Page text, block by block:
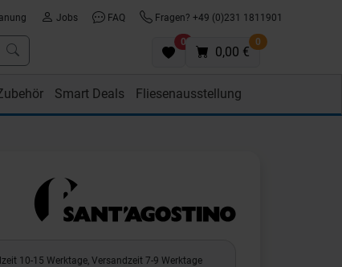
Jobs FAQ Fragen? +49 (0)231 1811901
0 0
0,00 €
Smart Deals Fliesenausstellung
10-15 Werktage, Versandzeit 7-9 Werktage